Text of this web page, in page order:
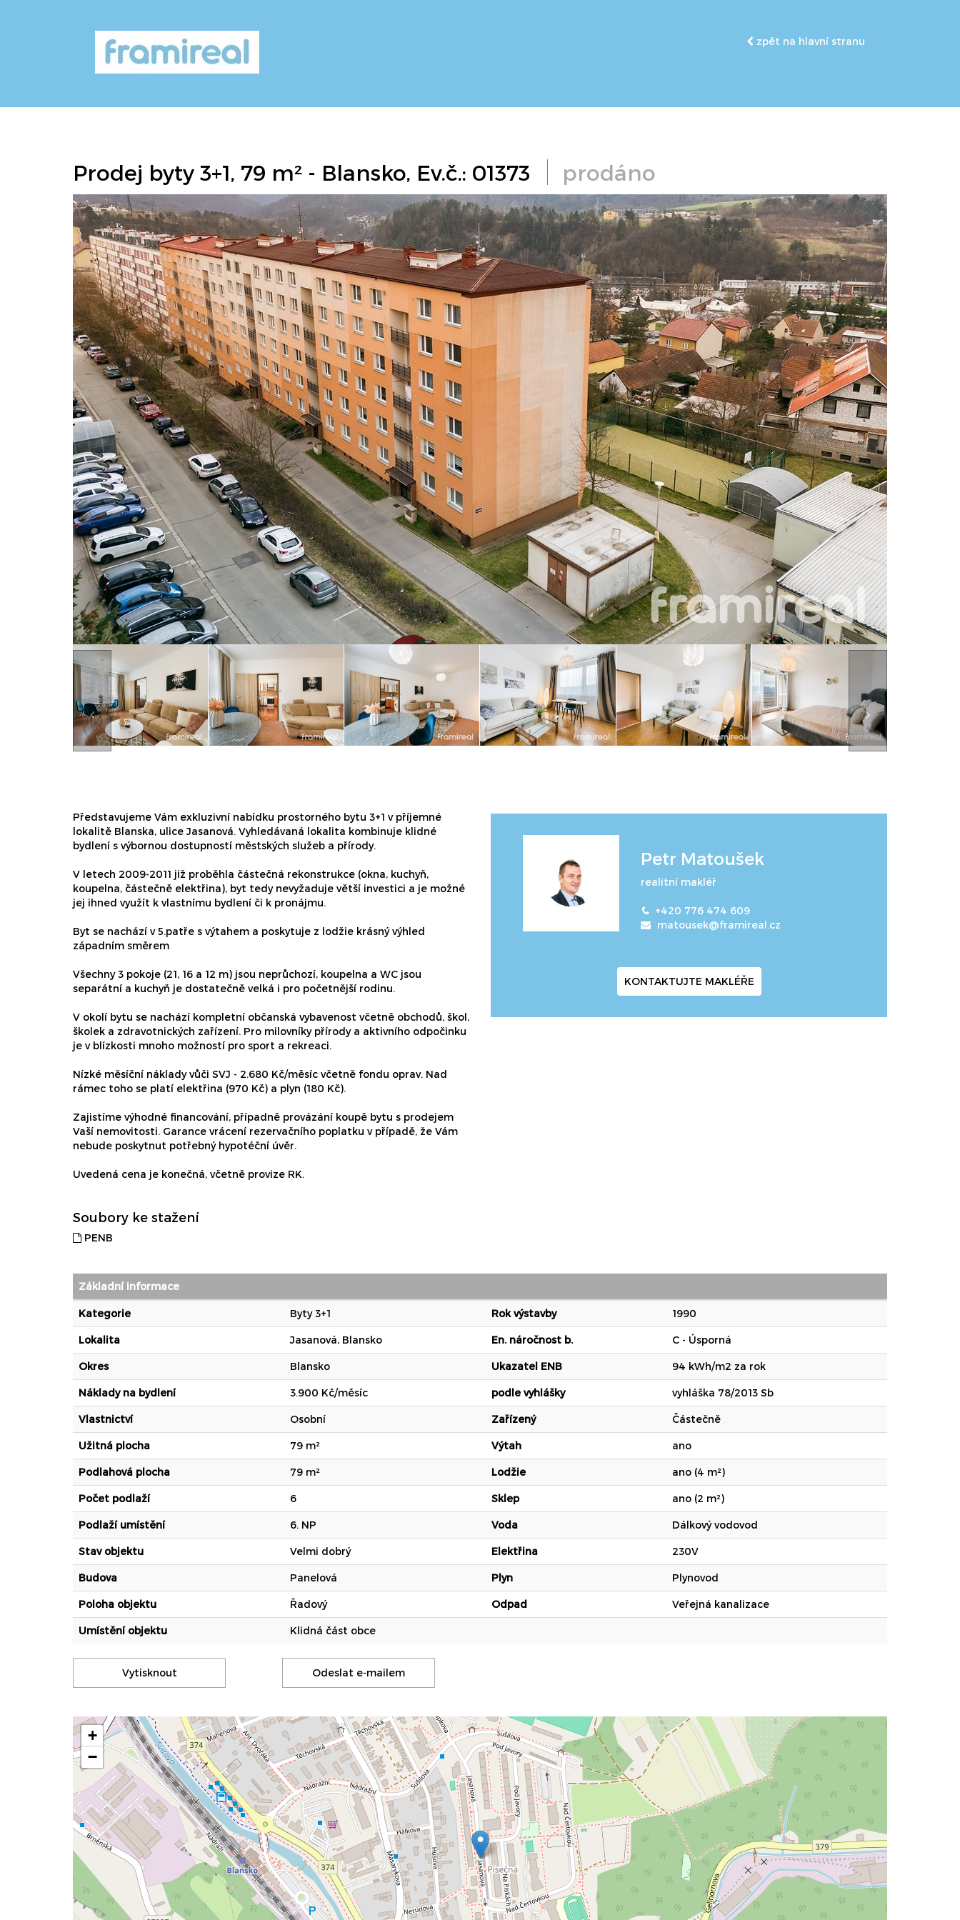
zpět na hlavní stranu
Prodej byty 3+1, 79 m² - Blansko, Ev.č.: 01373 prodáno
Představujeme Vám exkluzivní nabídku prostorného bytu 3+1 v příjemné
lokalitě Blanska, ulice Jasanová. Vyhledávaná lokalita kombinuje klidné
bydlení s výbornou dostupností městských služeb a přírody.
V letech 2009-2011 již proběhla částečná rekonstrukce (okna, kuchyň,
koupelna, částečně elektřina), byt tedy nevyžaduje větší investici a je možné
jej ihned využít k vlastnímu bydlení či k pronájmu.
Byt se nachází v 5.patře s výtahem a poskytuje z lodžie krásný výhled
západním směrem
Všechny 3 pokoje (21, 16 a 12 m) jsou neprůchozí, koupelna a WC jsou
separátní a kuchyň je dostatečně velká i pro početnější rodinu.
V okolí bytu se nachází kompletní občanská vybavenost včetně obchodů, škol,
školek a zdravotnických zařízení. Pro milovníky přírody a aktivního odpočinku
je v blízkosti mnoho možností pro sport a rekreaci.
Nízké měsíční náklady vůči SVJ - 2.680 Kč/měsíc včetně fondu oprav. Nad
rámec toho se platí elektřina (970 Kč) a plyn (180 Kč).
Zajistíme výhodné financování, případně provázání koupě bytu s prodejem
Vaší nemovitosti. Garance vrácení rezervačního poplatku v případě, že Vám
nebude poskytnut potřebný hypotéční úvěr.
Uvedená cena je konečná, včetně provize RK.
Soubory ke stažení
PENB
Petr Matoušek
realitní makléř
+420 776 474 609
matousek@framireal.cz
KONTAKTUJTE MAKLÉŘE
Základní informace
Kategorie Byty 3+1 Rok výstavby 1990
Lokalita Jasanová, Blansko En. náročnost b. C - Úsporná
Okres Blansko Ukazatel ENB 94 kWh/m2 za rok
Náklady na bydlení 3.900 Kč/měsíc podle vyhlášky vyhláška 78/2013 Sb
Vlastnictví Osobní Zařízený Částečně
Užitná plocha 79 m² Výtah ano
Podlahová plocha 79 m² Lodžie ano (4 m²)
Počet podlaží 6 Sklep ano (2 m²)
Podlaží umístění 6. NP Voda Dálkový vodovod
Stav objektu Velmi dobrý Elektřina 230V
Budova Panelová Plyn Plynovod
Poloha objektu Řadový Odpad Veřejná kanalizace
Umístění objektu Klidná část obce
Vytisknout Odeslat e-mailem
+
−